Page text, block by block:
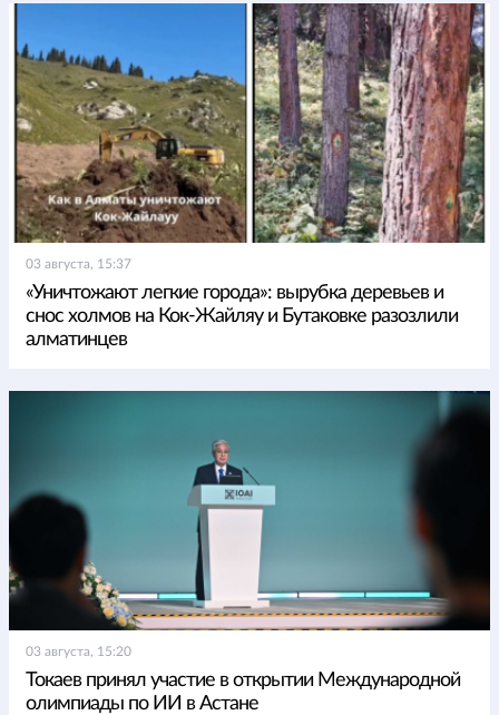
03 августа, 15:37
«Уничтожают легкие города»: вырубка деревьев и
снос холмов на Кок-Жайляу и Бутаковке разозлили
алматинцев
03 августа, 15:20
Токаев принял участие в открытии Международной
олимпиады по ИИ в Астане